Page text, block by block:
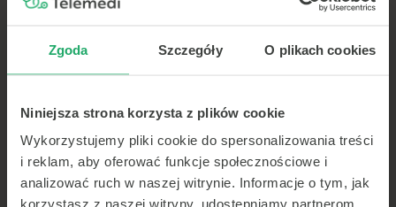
Zgoda Szczegóły O plikach cookies
Niniejsza strona korzysta z plików cookie
Wykorzystujemy pliki cookie do spersonalizowania treści
i reklam, aby oferować funkcje społecznościowe i
analizować ruch w naszej witrynie. Informacje o tym, jak
korzystasz z naszej witryny, udostępniamy partnerom